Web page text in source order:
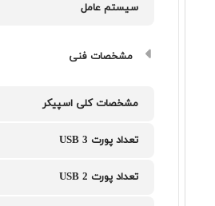
سیستم عامل
مشخصات فنی
مشخصات کلی اسپیکر
تعداد پورت USB 3
تعداد پورت USB 2